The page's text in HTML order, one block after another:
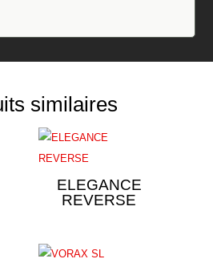
similaires
ELEGANCE
REVERSE